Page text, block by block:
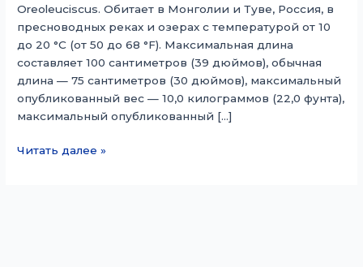
Oreoleuciscus. Обитает в Монголии и Туве, Россия, в
пресноводных реках и озерах с температурой от 10
до 20 °C (от 50 до 68 °F). Максимальная длина
составляет 100 сантиметров (39 дюймов), обычная
длина — 75 сантиметров (30 дюймов), максимальный
опубликованный вес — 10,0 килограммов (22,0 фунта),
максимальный опубликованный […]
Ореолеусискус
Читать далее »